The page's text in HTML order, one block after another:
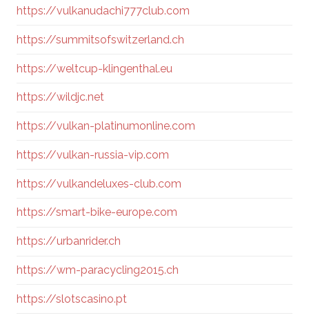
https://vulkanudachi777club.com
https://summitsofswitzerland.ch
https://weltcup-klingenthal.eu
https://wildjc.net
https://vulkan-platinumonline.com
https://vulkan-russia-vip.com
https://vulkandeluxes-club.com
https://smart-bike-europe.com
https://urbanrider.ch
https://wm-paracycling2015.ch
https://slotscasino.pt